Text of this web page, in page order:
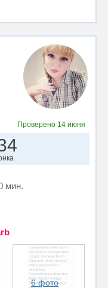
Проверено 14 июня
мин.
6 фото